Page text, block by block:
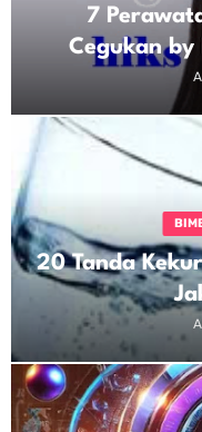
7
Cegukan
20 Tanda